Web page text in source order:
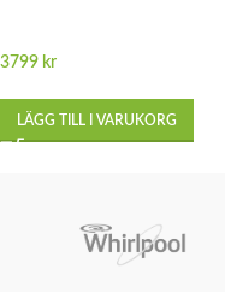
3799 kr
LÄGG TILL I VARUKORG